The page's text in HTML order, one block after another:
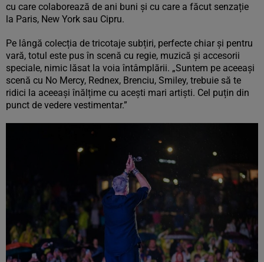
cu care colaborează de ani buni și cu care a făcut senzație
la Paris, New York sau Cipru.
Pe lângă colecția de tricotaje subțiri, perfecte chiar și pentru
vară, totul este pus în scenă cu regie, muzică și accesorii
speciale, nimic lăsat la voia întâmplării. „Suntem pe aceeași
scenă cu No Mercy, Rednex, Brenciu, Smiley, trebuie să te
ridici la aceeași înălțime cu acești mari artiști. Cel puțin din
punct de vedere vestimentar.”